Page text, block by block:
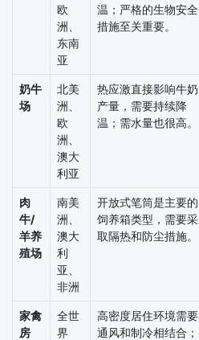
欧
洲、
东南
亚
温；严格的生物安全
措施至关重要。
奶牛
场
北美
洲、
欧
洲、
澳大
利亚
热应激直接影响牛奶
产量，需要持续降
温；需水量也很高。
肉
牛/
羊养
殖场
南美
洲、
澳大
利
亚、
非洲
开放式笔筒是主要的
饲养箱类型，需要采
取隔热和防尘措施。
家禽
房
全世
界
高密度居住环境需要
通风和制冷相结合；